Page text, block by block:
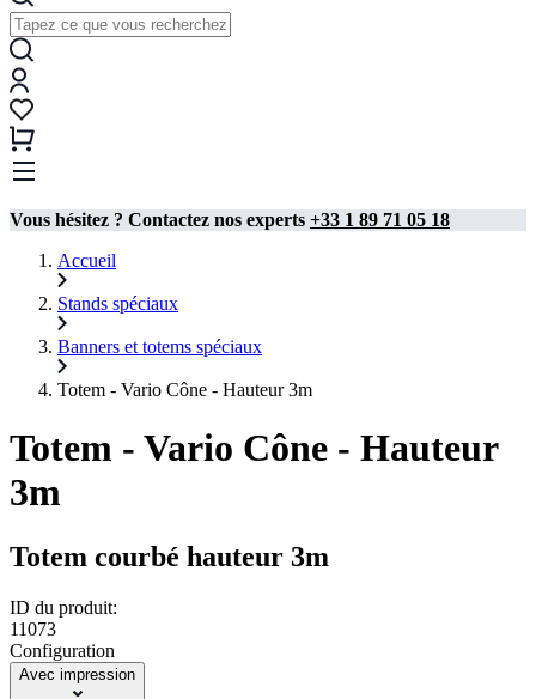
Vous hésitez ? Contactez nos experts +33 1 89 71 05 18
Accueil
Stands spéciaux
Banners et totems spéciaux
Totem - Vario Cône - Hauteur 3m
Totem - Vario Cône - Hauteur
3m
Totem courbé hauteur 3m
ID du produit:
11073
Configuration
Avec impression